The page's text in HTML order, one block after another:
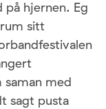
hjernen. Eg
sitt
med
sagt pusta